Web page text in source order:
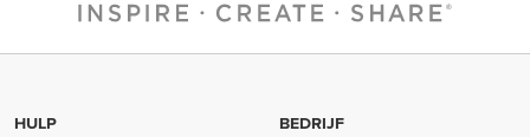
HULP BEDRIJF